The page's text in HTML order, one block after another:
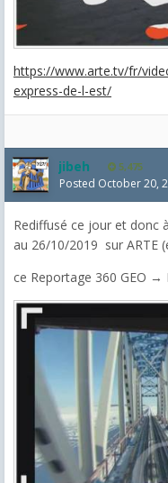
https://www.arte.tv/fr/
express-de-l-est/
jibeh 5,475
Posted October 20,
Rediffusé ce jour et donc
au 26/10/2019 sur ARTE
ce Reportage 360 GEO →